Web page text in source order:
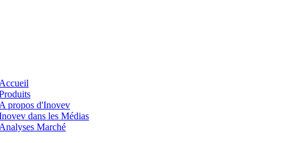
Accueil
A propos d'Inovev
dans les Médias
Analyses Marché